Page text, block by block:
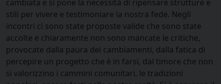
cambiata e si pone la necessità di ripensare strutture e
stili per vivere e testimoniare la nostra fede. Negli
incontri ci sono state proposte valide che sono state
accolte e chiaramente non sono mancate le critiche,
provocate dalla paura dei cambiamenti, dalla fatica di
percepire un progetto che è in farsi, dal timore che non
si valorizzino i cammini comunitari, le tradizioni